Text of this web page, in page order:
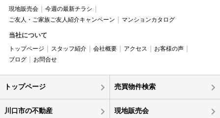
現地販売会
今週の最新チラシ
ご友人・ご家族ご友人紹介キャンペーン
マンションカタログ
当社について
トップページ スタッフ紹介 会社概要 アクセス
お客様の声
ブログ
お問合せ
トップページ 売買物件検索
川口市の不動産 現地販売会